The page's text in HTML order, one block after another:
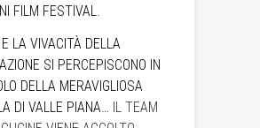
FILM FESTIVAL.
E LA VIVACITÀ DELLA
SI PERCEPISCONO IN
DELLA MERAVIGLIOSA
DI VALLE PIANA… IL TEAM